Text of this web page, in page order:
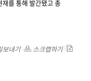
를 통해 발간됐고 총
보내기
스크랩하기